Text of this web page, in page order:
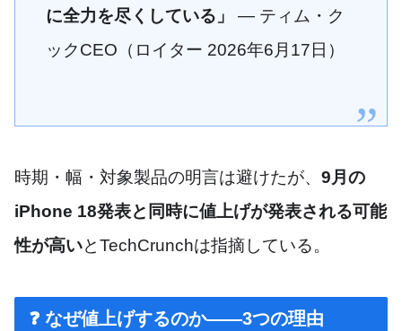
に全力を尽くしている」
— ティム・ク
ックCEO（ロイター 2026年6月17日）
時期・幅・対象製品の明言は避けたが、 9月の
iPhone 18発表と同時に値上げが発表される可能
性が高いとTechCrunchは指摘している。
❓ なぜ値上げするのか——3つの理由